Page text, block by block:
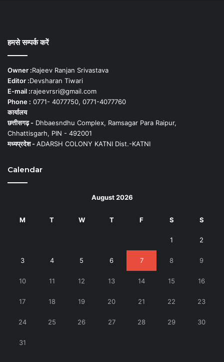
हमसे सम्पर्क करें
Owner :Rajeev Ranjan Srivastava
Editor :Devsharan Tiwari
E-mail :rajeevrsri@gmail.com
Phone : 0771- 4077750, 0771-4077760
कार्यालय
छत्तीसगढ़ - Dhbaesndhu Complex, Ramsagar Para Raipur,
Chhattisgarh, PIN - 492001
मध्यप्रदेश -ADARSH COLONY KATNI Dist.-KATNI
Calendar
August 2026
M T W T F S S
1 2
3 4 5 6 7 8 9
10 11 12 13 14 15 16
17 18 19 20 21 22 23
24 25 26 27 28 29 30
31